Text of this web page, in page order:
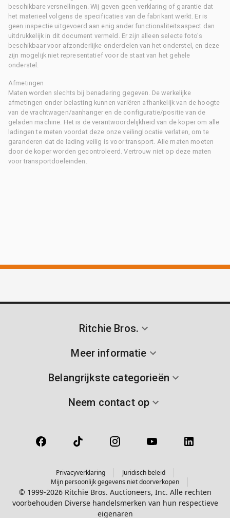
beschikbare versnellingen. Wij geven geen verklaring of garantie dat
het materieel volgens de specificaties van de fabrikant werkt. Er is
geen inspectie uitgevoerd aan enig ander functionaliteitsaspect dan
uitdrukkelijk in dit document vermeld. Er zijn alleen selecte foto's
beschikbaar voor afzonderlijke onderdelen van het onderstel, en deze
zijn mogelijk niet representatief voor de staat van het gehele
onderstel.
Afmetingen
Maten worden slechts bij benadering gegeven. De werkelijke
afmetingen onder belasting kunnen variëren afhankelijk van de hoogte
van de vrachtwagen/aanhanger en de configuratie/positie van de
geladen machine. Het is de verantwoordelijkheid van de koper om alle
ladingen te meten voordat deze onze veilinglocatie verlaten, om te
garanderen dat de lading veilig is voor transport. Alle maten moeten
door de koper worden gecontroleerd. Vertrouw niet op deze maten
voor transportdoeleinden.
Ritchie Bros.
Meer informatie
Belangrijkste categorieën
Neem contact op
Privacyverklaring
Juridisch beleid
Mijn persoonlijk gegevens niet doorverkopen
© 1999-2026 Ritchie Bros. Auctioneers, Inc. Alle rechten
voorbehouden Diverse handelsmerken van hun respectieve
eigenaren